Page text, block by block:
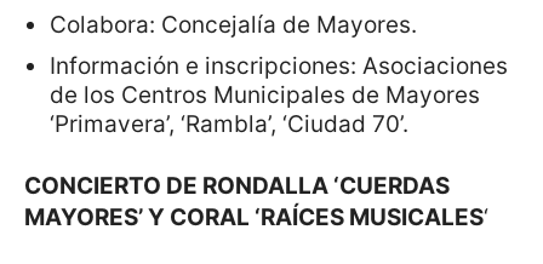
Colabora: Concejalía de Mayores.
Información e inscripciones: Asociaciones
de los Centros Municipales de Mayores
‘Primavera’, ‘Rambla’, ‘Ciudad 70’.
CONCIERTO DE RONDALLA ‘CUERDAS
MAYORES’ Y CORAL ‘RAÍCES MUSICALES‘